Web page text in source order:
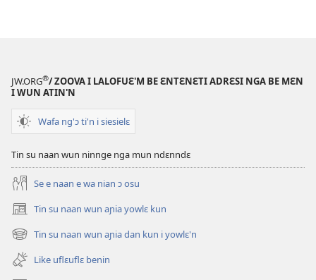
JW.ORG®/ ZOOVA I LALOFUƐ'M BE ƐNTƐNƐTI ADRƐSI NGA BE MƐN
I WUN ATIN'N
Wafa ng'ɔ ti'n i siesielɛ
Tin su naan wun ninnge nga mun ndɛnndɛ
Se e naan e wa nian ɔ osu
Tin su naan wun aɲia yowlɛ kun
(opens
new
window)
Tin su naan wun aɲia dan kun i yowlɛ'n
(opens
new
window)
Like uflɛuflɛ benin